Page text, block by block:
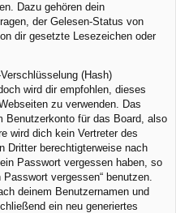
Dazu gehören dein
der Gelesen-Status von
dir gesetzte Lesezeichen oder
(Hash)
wird dir empfohlen, dieses
zu verwenden. Das
Benutzerkonto für das Board, also
wird dich kein Vertreter des
Dritter berechtigterweise nach
Passwort vergessen haben, so
vergessen“ benutzen.
deinem Benutzernamen und
ein neu generiertes